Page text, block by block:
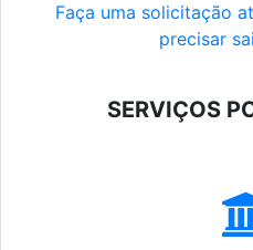
Faça uma solicitação
precisar
SERVIÇOS